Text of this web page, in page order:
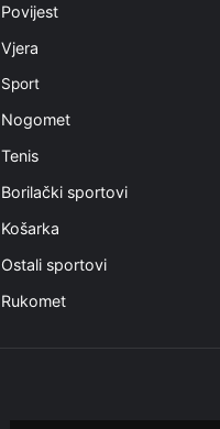
Povijest
Vjera
Sport
Nogomet
Tenis
Borilački sportovi
Košarka
Ostali sportovi
Rukomet